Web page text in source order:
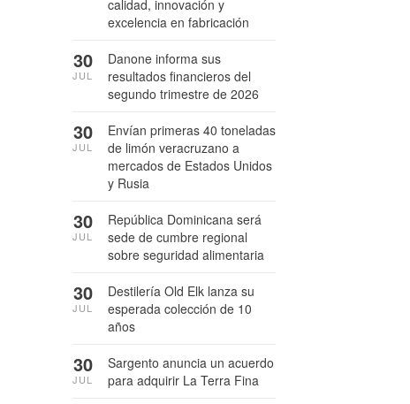
calidad, innovación y
excelencia en fabricación
Danone informa sus
resultados financieros del
segundo trimestre de 2026
30
JUL
Envían primeras 40 toneladas
de limón veracruzano a
mercados de Estados Unidos
y Rusia
30
JUL
República Dominicana será
sede de cumbre regional
sobre seguridad alimentaria
30
JUL
Destilería Old Elk lanza su
esperada colección de 10
años
30
JUL
Sargento anuncia un acuerdo
para adquirir La Terra Fina
30
JUL